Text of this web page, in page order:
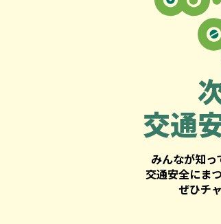
交通
みんなが知
交通安全にま
ぜひチ